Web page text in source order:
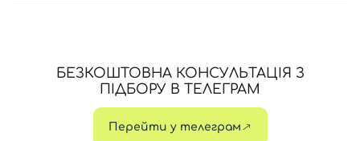
БЕЗКОШТОВНА КОНСУЛЬТАЦІЯ З
ПІДБОРУ В ТЕЛЕГРАМ
Перейти у телеграм